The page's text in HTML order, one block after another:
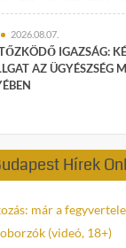
2026.08.07.
IGAZSÁG:
AZ ÜGYÉSZSÉG
Hírek
már a
(videó, 18+)